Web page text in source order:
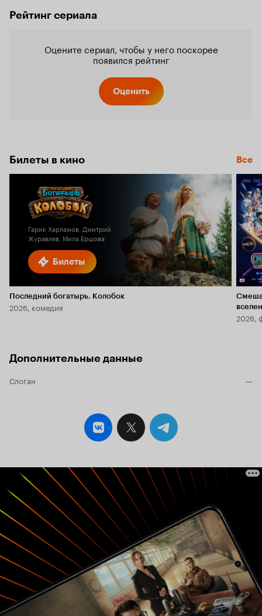
Рейтинг сериала
Оцените сериал, чтобы у него поскорее
появился рейтинг
Оценить
Билеты в кино Все
Билеты
Гарик Харламов, Дмитрий
Журавлев, Мила Ершова
Последний богатырь. Колобок
2026, комедия
2026,
Дополнительные данные
Слоган —